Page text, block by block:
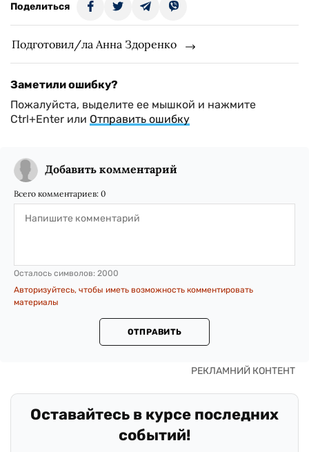
Поделиться
Подготовил/ла Анна Здоренко
Заметили ошибку?
Пожалуйста, выделите ее мышкой и нажмите
Ctrl+Enter или Отправить ошибку
Добавить комментарий
Всего комментариев: 0
Осталось символов: 2000
Авторизуйтесь, чтобы иметь возможность комментировать
материалы
ОТПРАВИТЬ
Оставайтесь в курсе последних
событий!